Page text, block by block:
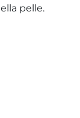
pelle.